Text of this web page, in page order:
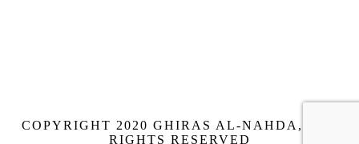
COPYRIGHT 2020 GHIRAS AL-NAHDA, ALL
RIGHTS RESERVED